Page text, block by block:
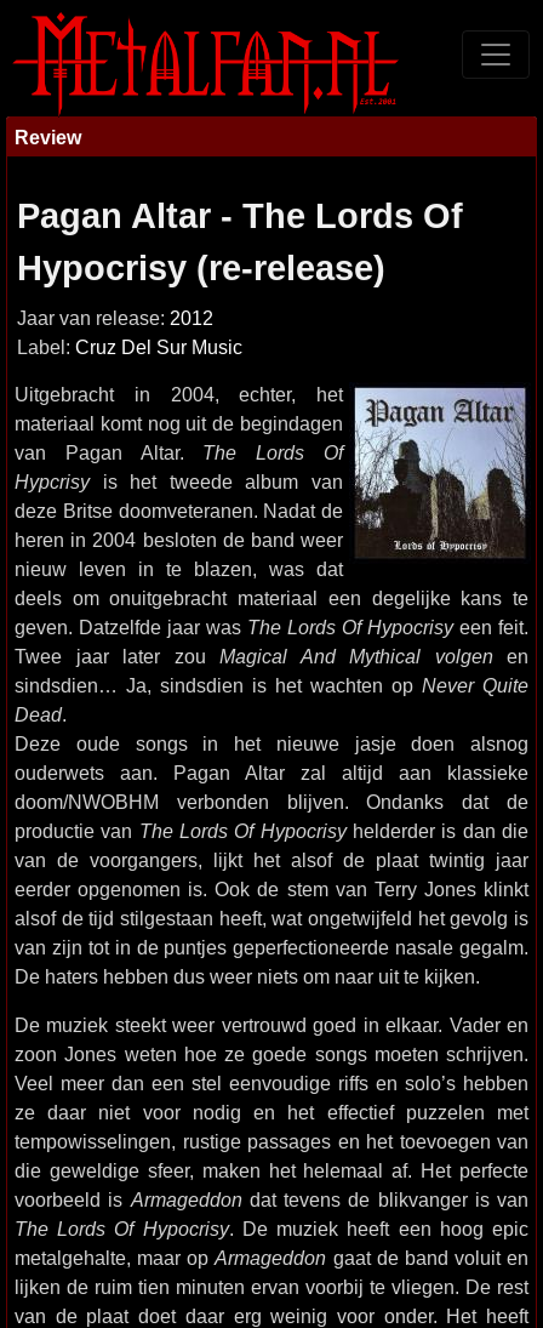
Review
Pagan Altar - The Lords Of
Hypocrisy (re-release)
Jaar van release: 2012
Label: Cruz Del Sur Music
Uitgebracht in 2004, echter, het
materiaal komt nog uit de begindagen
van Pagan Altar. The Lords Of
Hypcrisyis het tweede album van
deze Britse doomveteranen. Nadat de
heren in 2004 besloten de band weer
nieuw leven in te blazen, was dat
deels om onuitgebracht materiaal een degelijke kans te
geven. Datzelfde jaar was The Lords Of Hypocrisyeen feit.
Twee jaar later zou Magical And Mythical volgenen
sindsdien… Ja, sindsdien is het wachten op Never Quite
Dead.
Deze oude songs in het nieuwe jasje doen alsnog
ouderwets aan. Pagan Altar zal altijd aan klassieke
doom/NWOBHM verbonden blijven. Ondanks dat de
productie van The Lords Of Hypocrisyhelderder is dan die
van de voorgangers, lijkt het alsof de plaat twintig jaar
eerder opgenomen is. Ook de stem van Terry Jones klinkt
alsof de tijd stilgestaan heeft, wat ongetwijfeld het gevolg is
van zijn tot in de puntjes geperfectioneerde nasale gegalm.
De haters hebben dus weer niets om naar uit te kijken.
De muziek steekt weer vertrouwd goed in elkaar. Vader en
zoon Jones weten hoe ze goede songs moeten schrijven.
Veel meer dan een stel eenvoudige riffs en solo’s hebben
ze daar niet voor nodig en het effectief puzzelen met
tempowisselingen, rustige passages en het toevoegen van
die geweldige sfeer, maken het helemaal af. Het perfecte
voorbeeld is Armageddondat tevens de blikvanger is van
The Lords Of Hypocrisy. De muziek heeft een hoog epic
metalgehalte, maar opArmageddon gaat de band voluit en
lijken de ruim tien minuten ervan voorbij te vliegen. De rest
van de plaat doet daar erg weinig voor onder. Het heeft